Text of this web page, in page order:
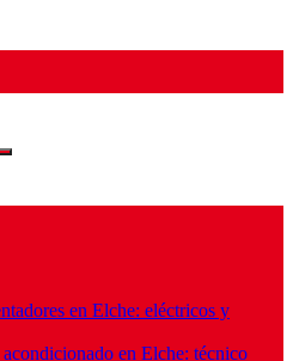
en Elche: eléctricos y
en Elche: técnico